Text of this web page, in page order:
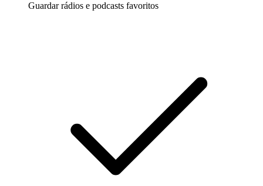
Guardar rádios e podcasts favoritos